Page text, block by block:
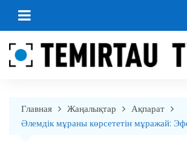
перейти
Главная Жаңалықтар
Ақпарат
Әлемдік мұраны көрсететін мұражай: